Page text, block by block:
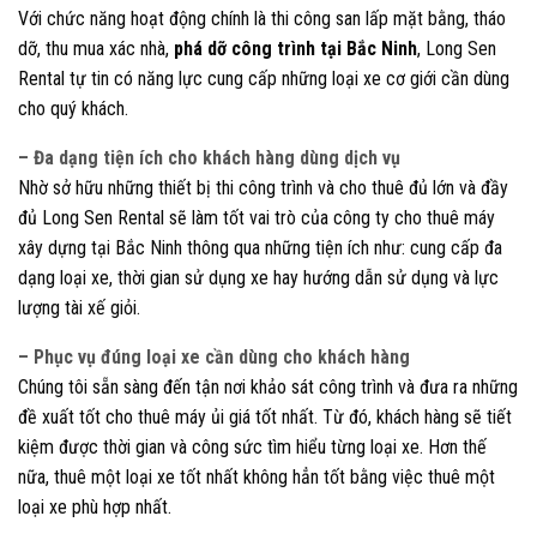
Với chức năng hoạt động chính là thi công san lấp mặt bằng, tháo
dỡ, thu mua xác nhà, phá dỡ công trình tại Bắc Ninh, Long Sen
Rental tự tin có năng lực cung cấp những loại xe cơ giới cần dùng
cho quý khách.
– Đa dạng tiện ích cho khách hàng dùng dịch vụ
Nhờ sở hữu những thiết bị thi công trình và cho thuê đủ lớn và đầy
đủ Long Sen Rental sẽ làm tốt vai trò của công ty cho thuê máy
xây dựng tại Bắc Ninh thông qua những tiện ích như: cung cấp đa
dạng loại xe, thời gian sử dụng xe hay hướng dẫn sử dụng và lực
lượng tài xế giỏi.
– Phục vụ đúng loại xe cần dùng cho khách hàng
Chúng tôi sẵn sàng đến tận nơi khảo sát công trình và đưa ra những
đề xuất tốt cho thuê máy ủi giá tốt nhất. Từ đó, khách hàng sẽ tiết
kiệm được thời gian và công sức tìm hiểu từng loại xe. Hơn thế
nữa, thuê một loại xe tốt nhất không hẳn tốt bằng việc thuê một
loại xe phù hợp nhất.